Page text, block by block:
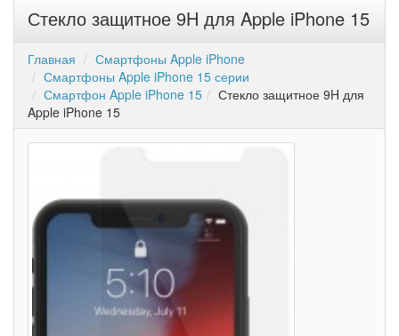
Стекло защитное 9H для Apple iPhone 15
Главная
Смартфоны Apple iPhone
Смартфоны Apple iPhone 15 серии
Смартфон Apple iPhone 15
Стекло защитное 9H для
Apple iPhone 15